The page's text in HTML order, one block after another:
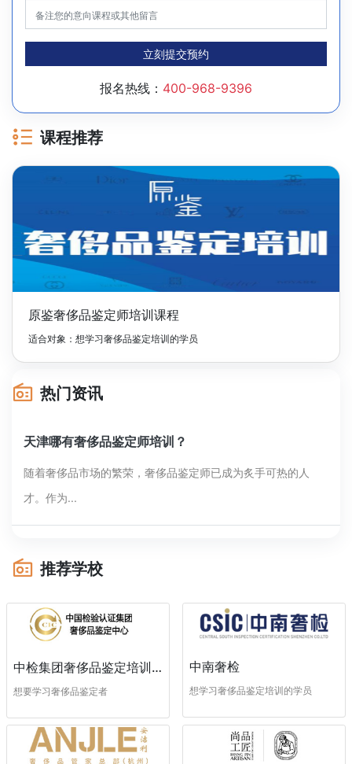
立刻提交预约
报名热线： 400-968-9396
课程推荐
原鉴奢侈品鉴定师培训课程
适合对象：想学习奢侈品鉴定培训的学员
热门资讯
天津哪有奢侈品鉴定师培训？
随着奢侈品市场的繁荣，奢侈品鉴定师已成为炙手可热的人
才。作为...
推荐学校
中检集团奢侈品鉴定培训中心
想要学习奢侈品鉴定者
中南奢检
想学习奢侈品鉴定培训的学员